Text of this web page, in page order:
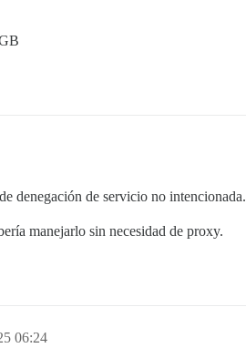
denegación de servicio no intencionada.
manejarlo sin necesidad de proxy.
06:24